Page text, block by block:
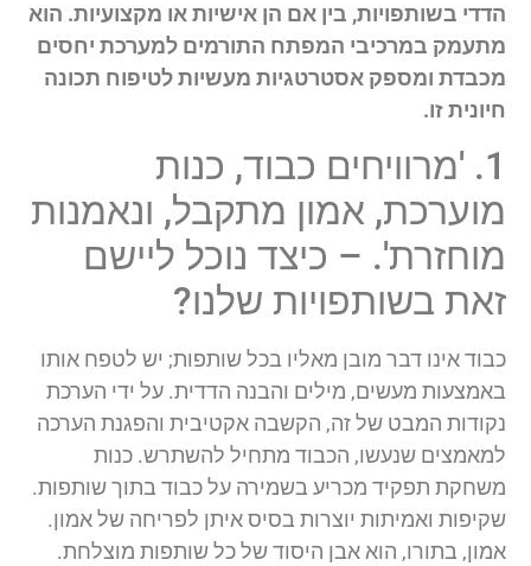
הדדי בשותפויות, בין אם הן אישיות או מקצועיות. הוא
מתעמק במרכיבי המפתח התורמים למערכת יחסים
מכבדת ומספק אסטרטגיות מעשיות לטיפוח תכונה
חיונית זו.
1. 'מרוויחים כבוד, כנות
מוערכת, אמון מתקבל, ונאמנות
מוחזרת'. – כיצד נוכל ליישם
זאת בשותפויות שלנו?
כבוד אינו דבר מובן מאליו בכל שותפות; יש לטפח אותו
באמצעות מעשים, מילים והבנה הדדית. על ידי הערכת
נקודות המבט של זה, הקשבה אקטיבית והפגנת הערכה
למאמצים שנעשו, הכבוד מתחיל להשתרש. כנות
משחקת תפקיד מכריע בשמירה על כבוד בתוך שותפות.
שקיפות ואמיתות יוצרות בסיס איתן לפריחה של אמון.
אמון, בתורו, הוא אבן היסוד של כל שותפות מוצלחת.